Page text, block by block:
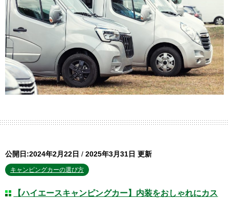
公開日:2024年2月22日 / 2025年3月31日 更新
キャンピングカーの選び方
【ハイエースキャンピングカー】内装をおしゃれにカス